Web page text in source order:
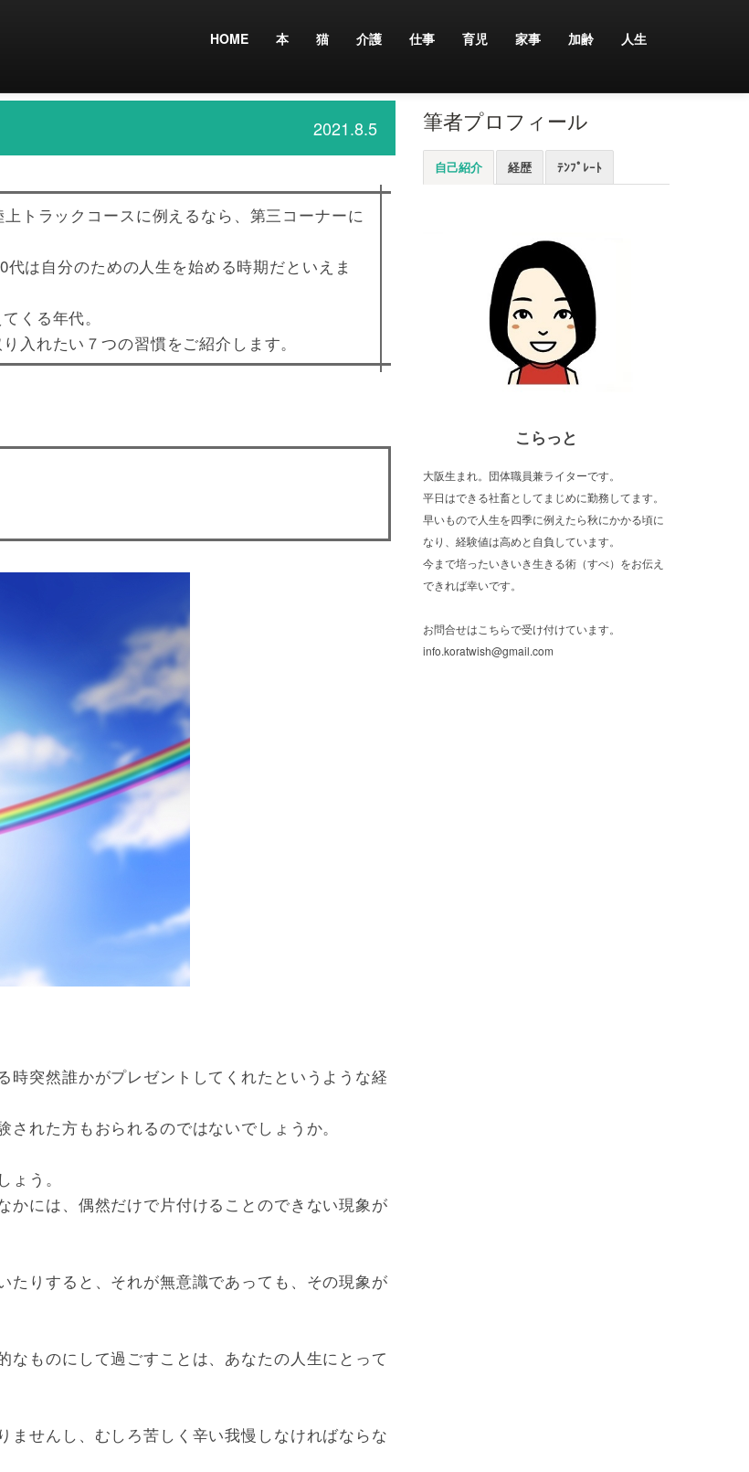
HOME 本 猫 介護 仕事 育児 家事 加齢 人生
2021.8.5
トラックコースに例えるなら、第三コーナーに
は自分のための人生を始める時期だといえま
くる年代。
入れたい７つの習慣をご紹介します。
突然誰かがプレゼントしてくれたというような経
れた方もおられるのではないでしょうか。
う。
かには、偶然だけで片付けることのできない現象が
たりすると、それが無意識であっても、その現象が
ものにして過ごすことは、あなたの人生にとって
ませんし、むしろ苦しく辛い我慢しなければならな
筆者プロフィール
自己紹介 経歴 ﾃﾝﾌﾟﾚｰﾄ
こらっと
大阪生まれ。団体職員兼ライターです。
平日はできる社畜としてまじめに勤務してます。
早いもので人生を四季に例えたら秋にかかる頃に
なり、経験値は高めと自負しています。
今まで培ったいきいき生きる術（すべ）をお伝え
できれば幸いです。
お問合せはこちらで受け付けています。
info.koratwish@gmail.com